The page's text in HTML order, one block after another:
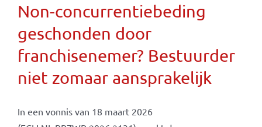
Non-concurrentiebeding
geschonden door
franchisenemer? Bestuurder
niet zomaar aansprakelijk
In een vonnis van 18 maart 2026